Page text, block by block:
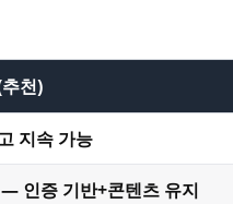
천)
지속 가능
인증 기반+콘텐츠 유지